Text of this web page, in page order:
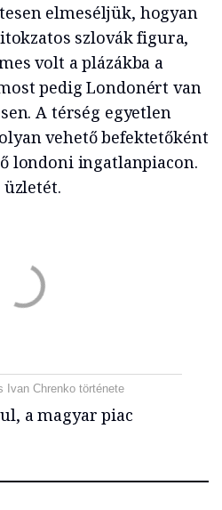
elmeséljük, hogyan
szlovák figura,
volt a plázákba a
pedig Londonért van
A térség egyetlen
vehető befektetőként
londoni ingatlanpiacon.
Ivan Chrenko története
a magyar piac